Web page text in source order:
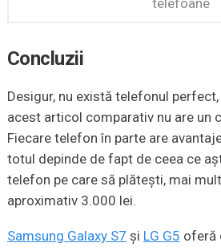
telefoane
Concluzii
Desigur, nu există telefonul
acest articol comparativ nu are un
Fiecare telefon în parte are
totul depinde de fapt de ceea ce
telefon pe care să plăteşti, mai
aproximativ 3.000 lei.
Samsung Galaxy S7 şi LG G5 oferă